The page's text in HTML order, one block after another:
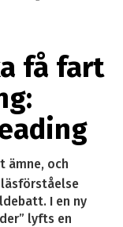
få fart
ämne, och
läsförståelse
I en ny
lyfts en